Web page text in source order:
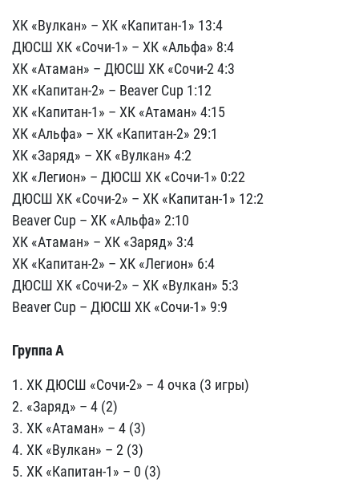
ХК «Вулкан» – ХК «Капитан-1» 13:4
ДЮСШ ХК «Сочи-1» – ХК «Альфа» 8:4
ХК «Атаман» – ДЮСШ ХК «Сочи-2 4:3
ХК «Капитан-2» – Beaver Cup 1:12
ХК «Капитан-1» – ХК «Атаман» 4:15
ХК «Альфа» – ХК «Капитан-2» 29:1
ХК «Заряд» – ХК «Вулкан» 4:2
ХК «Легион» – ДЮСШ ХК «Сочи-1» 0:22
ДЮСШ ХК «Сочи-2» – ХК «Капитан-1» 12:2
Beaver Cup – ХК «Альфа» 2:10
ХК «Атаман» – ХК «Заряд» 3:4
ХК «Капитан-2» – ХК «Легион» 6:4
ДЮСШ ХК «Сочи-2» – ХК «Вулкан» 5:3
Beaver Cup – ДЮСШ ХК «Сочи-1» 9:9
Группа А
1. ХК ДЮСШ «Сочи-2» – 4 очка (3 игры)
2. «Заряд» – 4 (2)
3. ХК «Атаман» – 4 (3)
4. ХК «Вулкан» – 2 (3)
5. ХК «Капитан-1» – 0 (3)